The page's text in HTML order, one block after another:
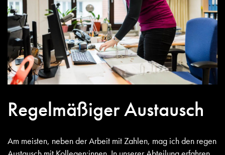
Regelmäßiger Austausch
Am meisten, neben der Arbeit mit Zahlen, mag ich den regen